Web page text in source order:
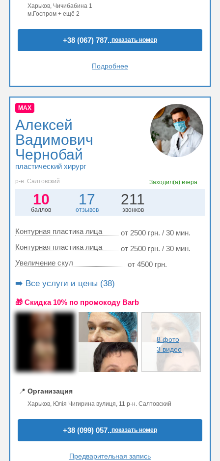
Харьков, Чичибабина 1
м.Госпром + ещё 2
+38 (067) 787..показать номер
Подробнее
MAX
Алексей
Вадимович
Чернобай
пластический хирург
р-н. Салтовский Заходил(а) вчера
10
баллов
17
отзывов
211
звонков
Контурная пластика лица
от 2500 грн. / 30 мин.
Контурная пластика лица
от 2500 грн. / 30 мин.
Увеличение скул
от 4500 грн.
➡️ Все услуги и цены (38)
🎁 Cкидка 10% по промокоду Barb
8 фото
3 видео
📍 Организация
Харьков, Юлія Чигирина вулиця, 11 р-н. Салтовский
+38 (099) 057..показать номер
Предварительная запись